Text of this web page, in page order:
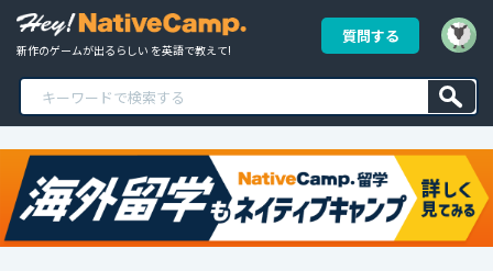
新作のゲームが出るらしい を英語で教えて!
質問する